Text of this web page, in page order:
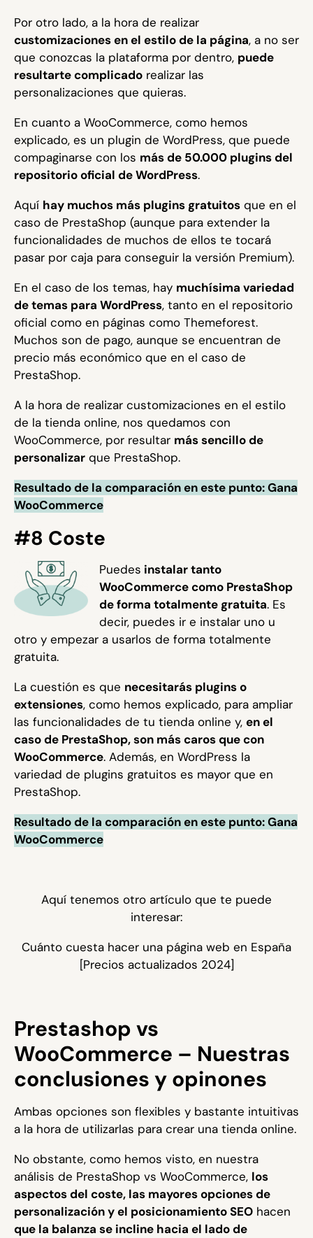
Por otro lado, a la hora de realizar
customizaciones en el estilo de la página, a no ser
que conozcas la plataforma por dentro, puede
resultarte complicado realizar las
personalizaciones que quieras.
En cuanto a WooCommerce, como hemos
explicado, es un plugin de WordPress, que puede
compaginarse con los más de 50.000 plugins del
repositorio oficial de WordPress.
Aquí hay muchos más plugins gratuitos que en el
caso de PrestaShop (aunque para extender la
funcionalidades de muchos de ellos te tocará
pasar por caja para conseguir la versión Premium).
En el caso de los temas, hay muchísima variedad
de temas para WordPress, tanto en el repositorio
oficial como en páginas como Themeforest.
Muchos son de pago, aunque se encuentran de
precio más económico que en el caso de
PrestaShop.
A la hora de realizar customizaciones en el estilo
de la tienda online, nos quedamos con
WooCommerce, por resultar más sencillo de
personalizar que PrestaShop.
Resultado de la comparación en este punto: Gana
WooCommerce
#8 Coste
Puedes instalar tanto
WooCommerce como PrestaShop
de forma totalmente gratuita. Es
decir, puedes ir e instalar uno u
otro y empezar a usarlos de forma totalmente
gratuita.
La cuestión es que necesitarás plugins o
extensiones, como hemos explicado, para ampliar
las funcionalidades de tu tienda online y, en el
caso de PrestaShop, son más caros que con
WooCommerce. Además, en WordPress la
variedad de plugins gratuitos es mayor que en
PrestaShop.
Resultado de la comparación en este punto: Gana
WooCommerce
Aquí tenemos otro artículo que te puede
interesar:
Cuánto cuesta hacer una página web en España
[Precios actualizados 2024]
Prestashop vs
WooCommerce – Nuestras
conclusiones y opinones
Ambas opciones son flexibles y bastante intuitivas
a la hora de utilizarlas para crear una tienda online.
No obstante, como hemos visto, en nuestra
análisis de PrestaShop vs WooCommerce, los
aspectos del coste, las mayores opciones de
personalización y el posicionamiento SEO hacen
que la balanza se incline hacia el lado de